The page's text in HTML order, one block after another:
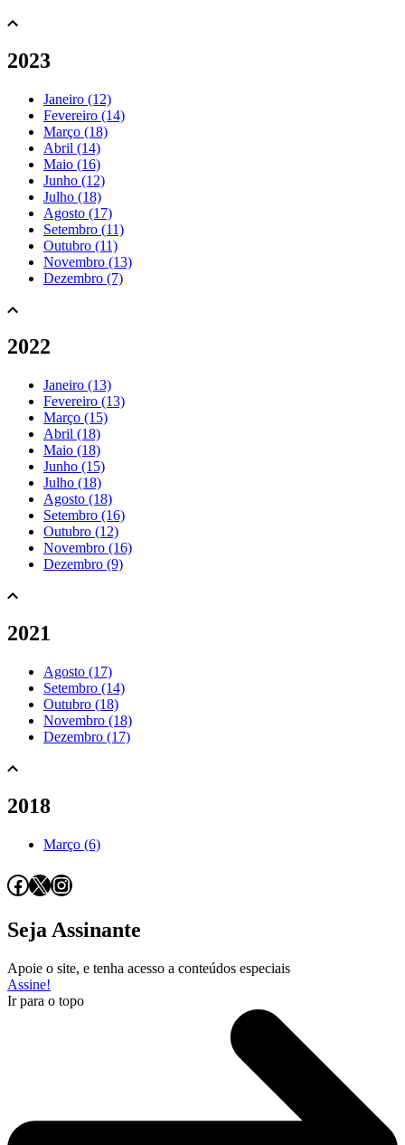
2023
Janeiro (12)
Fevereiro (14)
Março (18)
Abril (14)
Maio (16)
Junho (12)
Julho (18)
Agosto (17)
Setembro (11)
Outubro (11)
Novembro (13)
Dezembro (7)
2022
Janeiro (13)
Fevereiro (13)
Março (15)
Abril (18)
Maio (18)
Junho (15)
Julho (18)
Agosto (18)
Setembro (16)
Outubro (12)
Novembro (16)
Dezembro (9)
2021
Agosto (17)
Setembro (14)
Outubro (18)
Novembro (18)
Dezembro (17)
2018
Março (6)
Facebook
X Instagram
Seja Assinante
Apoie o site, e tenha acesso a conteúdos especiais
Assine!
Ir para o topo